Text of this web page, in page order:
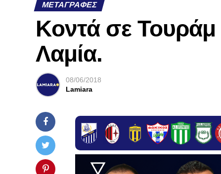
ΜΕΤΑΓΡΑΦΈΣ
Kοντά σε Τουράμ
Λαμία.
08/06/2018
Lamiara